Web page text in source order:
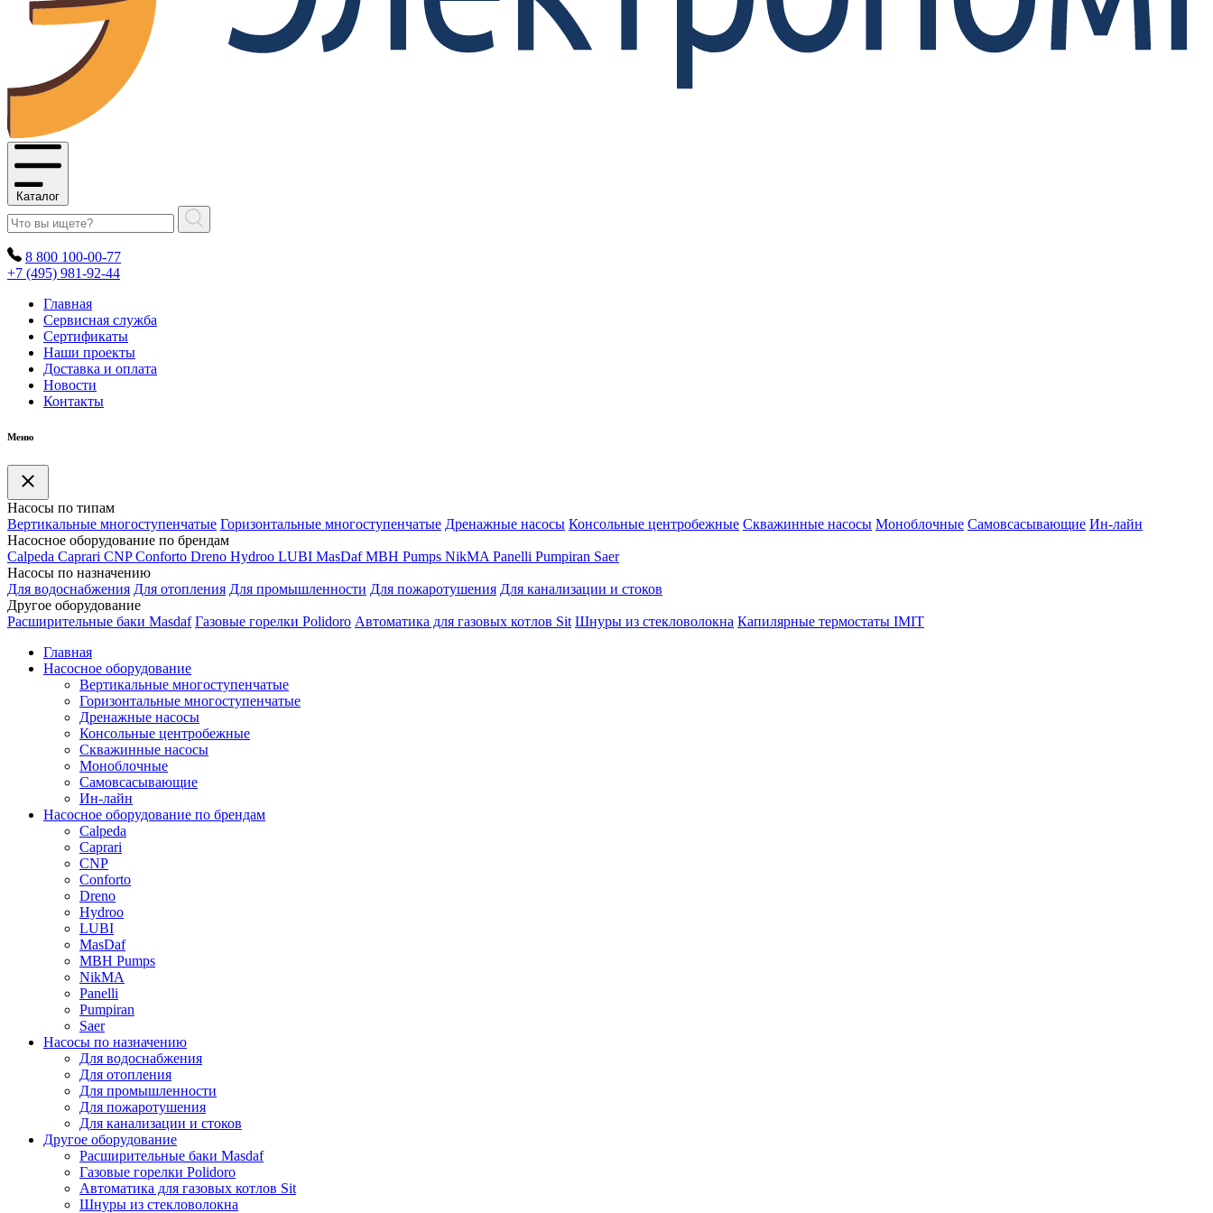
Каталог
8 800 100-00-77
+7 (495) 981-92-44
Главная
Сервисная служба
Сертификаты
Наши проекты
Доставка и оплата
Новости
Контакты
Меню
Насосы по типам
Вертикальные многоступенчатые Горизонтальные многоступенчатые Дренажные насосы Консольные центробежные Скважинные насосы Моноблочные Самовсасывающие Ин-лайн
Насосное оборудование по брендам
Calpeda Caprari CNP Conforto Dreno Hydroo LUBI MasDaf MBH Pumps NikMA Panelli Pumpiran Saer
Насосы по назначению
Для водоснабжения Для отопления Для промышленности Для пожаротушения Для канализации и стоков
Другое оборудование
Расширительные баки Masdaf Газовые горелки Polidoro Автоматика для газовых котлов Sit Шнуры из стекловолокна Капилярные термостаты IMIT
Главная
Насосное оборудование
Вертикальные многоступенчатые
Горизонтальные многоступенчатые
Дренажные насосы
Консольные центробежные
Скважинные насосы
Моноблочные
Самовсасывающие
Ин-лайн
Насосное оборудование по брендам
Calpeda
Caprari
CNP
Conforto
Dreno
Hydroo
LUBI
MasDaf
MBH Pumps
NikMA
Panelli
Pumpiran
Saer
Насосы по назначению
Для водоснабжения
Для отопления
Для промышленности
Для пожаротушения
Для канализации и стоков
Другое оборудование
Расширительные баки Masdaf
Газовые горелки Polidoro
Автоматика для газовых котлов Sit
Шнуры из стекловолокна